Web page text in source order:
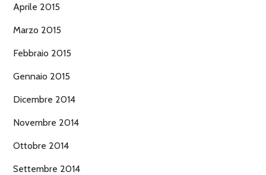
Aprile 2015
Marzo 2015
Febbraio 2015
Gennaio 2015
Dicembre 2014
Novembre 2014
Ottobre 2014
Settembre 2014